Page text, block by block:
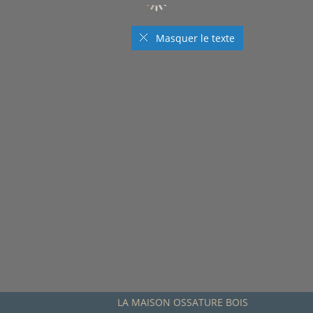
Masquer le texte
LA MAISON OSSATURE BOIS